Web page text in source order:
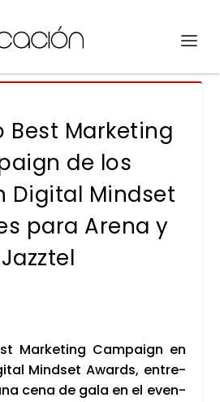
Best Marketing
de los
Digital Mindset
para Arena y
Jazztel
Mar­ke­ting Cam­paign en
Mind­set Awards, entre­
cena de gala en el even­